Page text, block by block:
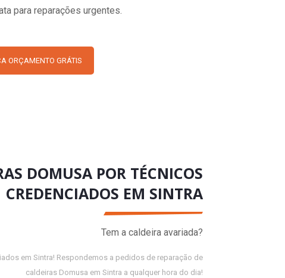
para reparações urgentes.
ORÇAMENTO GRÁTIS
DOMUSA POR TÉCNICOS
CREDENCIADOS EM SINTRA
Tem a caldeira avariada?
em Sintra! Respondemos a pedidos de reparação de
caldeiras Domusa em Sintra a qualquer hora do dia!